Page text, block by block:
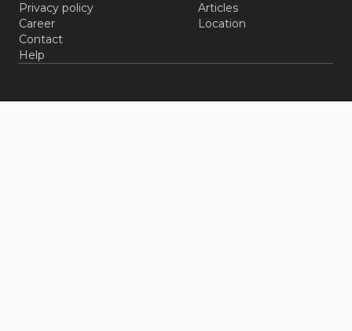
Privacy policy
Career
Contact
Help
Articles
Location